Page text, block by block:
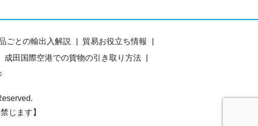
ごとの輸出入解説
貿易お役立ち情報
成田国際空港での貨物の引き取り方法
じます】